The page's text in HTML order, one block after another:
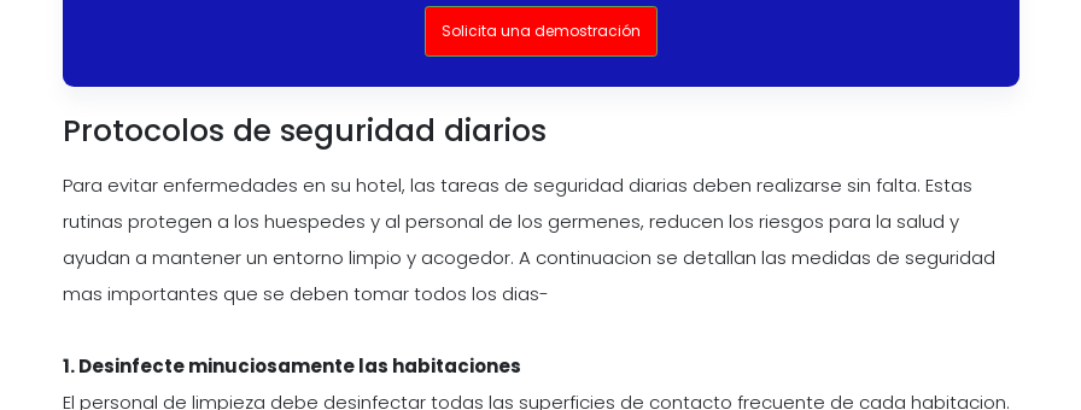
Solicita una demostración
Protocolos de seguridad diarios
Para evitar enfermedades en su hotel, las tareas de seguridad diarias deben realizarse sin falta. Estas
rutinas protegen a los huespedes y al personal de los germenes, reducen los riesgos para la salud y
ayudan a mantener un entorno limpio y acogedor. A continuacion se detallan las medidas de seguridad
mas importantes que se deben tomar todos los dias-
1. Desinfecte minuciosamente las habitaciones
El personal de limpieza debe desinfectar todas las superficies de contacto frecuente de cada habitacion.